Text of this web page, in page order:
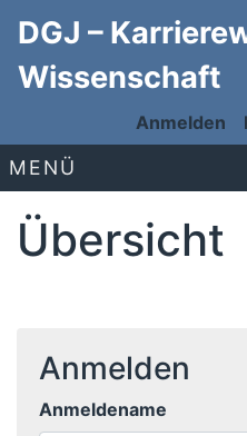
DGJ –
Wissenschaft
Anmelden
MENÜ
Übersicht
Anmelden
Anmeldename